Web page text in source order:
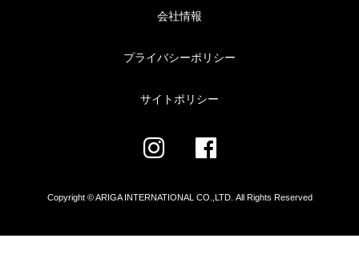
会社情報
プライバシーポリシー
サイトポリシー
Copyright © ARIGA INTERNATIONAL CO.,LTD. All Rights Reserved